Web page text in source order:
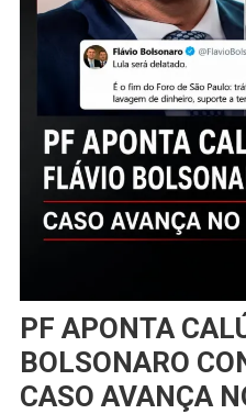
PF APONTA
BOLSONARO
CASO AVANÇA